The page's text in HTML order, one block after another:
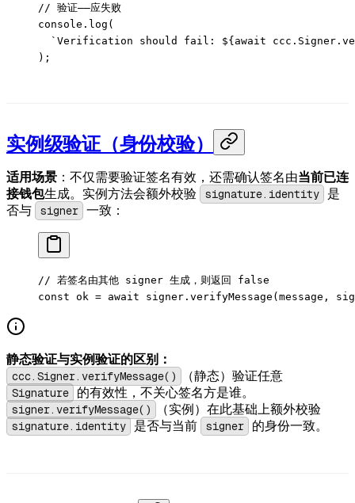
// 验证——应失败
console. log (
  `Verification should fail: ${
await ccc . Signer .
);
实例级验证（身份校验）
适用场景 ：不仅需要验证签名有效，还需确认签名由当前已连
接钱包生成。实例方法会额外校验 signature.identity
是
否与
signer 一致：
// 若签名由其他 signer 生成，则返回 false
const ok = await signer. verifyMessage (message,
静态验证与实例验证的区别：
ccc.Signer.verifyMessage() （静态）验证任意
Signature 的有效性，不关心签名方是谁。
signer.verifyMessage() （实例）在此基础上额外校验
signature.identity 是否与当前 signer 的身份一致。